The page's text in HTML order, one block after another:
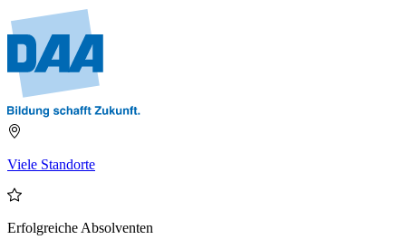
Viele Standorte
Erfolgreiche Absolventen